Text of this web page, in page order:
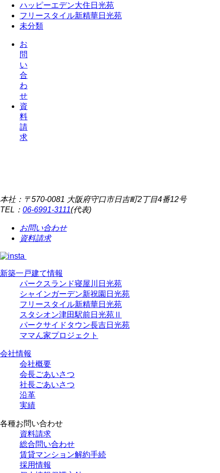
ハッピーエデン大住日光苑
フリースタイル新精華日光苑
未分類
お
問
い
合
わ
せ
資
料
請
求
本社：〒570-0081 大阪府守口市日吉町2丁目4番12号
TEL： 06-6991-3111(代表)
お問い合わせ
資料請求
新築一戸建て情報
パークスランド寝屋川日光苑
シャインガーデン新祝園日光苑
フリースタイル新精華日光苑
スタシオン津田駅前日光苑Ⅱ
パークサイドタウン長吉日光苑
ママん家プロジェクト
会社情報
会社概要
会長ごあいさつ
社長ごあいさつ
沿革
実績
各種お問い合わせ
資料請求
総合問い合わせ
賃貸マンション解約手続
採用情報